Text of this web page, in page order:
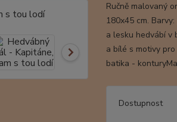
Ručně malovaný
180x45 cm.
a lesku hedvábí v
a bílé s motivy
batika -
Dostupnost